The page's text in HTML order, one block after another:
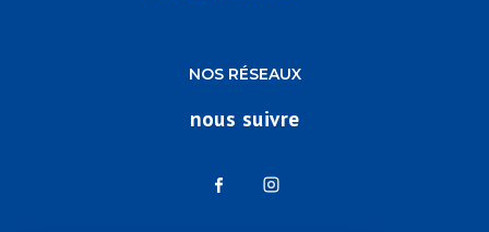
NOS RÉSEAUX
nous suivre